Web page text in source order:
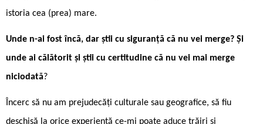
istoria cea (prea) mare.
Unde n-ai fost încă, dar știi cu siguranță că nu vei merge? Și
unde ai călătorit și știi cu certitudine că nu vei mai merge
niciodată?
Încerc să nu am prejudecăți culturale sau geografice, să fiu
deschisă la orice experiență ce-mi poate aduce trăiri și